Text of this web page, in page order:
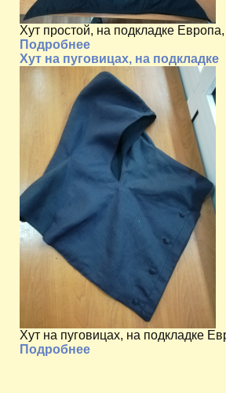
Хут простой, на подкладке
Подробнее
Хут на пуговицах, на подкладке
Хут на пуговицах, на подкладке
Подробнее